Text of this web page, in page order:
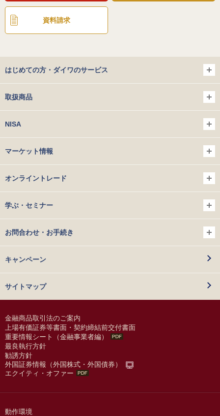
資料請求
はじめての方・ダイワのサービス
取扱商品
NISA
マーケット情報
オンライントレード
学ぶ・セミナー
お問合わせ・お手続き
キャンペーン
サイトマップ
金融商品取引法のご案内
上場有価証券等書面・契約締結前交付書面
重要情報シート（金融事業者編）
最良執行方針
勧誘方針
外国証券情報（外国株式・外国債券）
エクイティ・オファー
動作環境